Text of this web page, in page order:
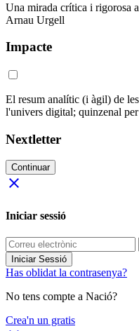
Una mirada crítica i rigorosa
Arnau Urgell
Impacte
El resum analític (i àgil) de
l'univers digital; quinzenal
Nextletter
Continuar
close
Iniciar sessió
Iniciar Sessió
Has oblidat la contrasenya?
No tens compte a Nació?
Crea'n un gratis